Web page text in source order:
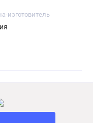
изготовитель